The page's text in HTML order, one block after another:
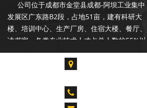
公司位于成都市金堂县成都-阿坝工业集中
发展区广东路B2段，占地51亩，建有科研大
楼、培训中心、生产厂房、住宿大楼、餐厅、
读书室。各类专业技术人才占总人数的55%以
上，拥有各类生产、检验、试验设备300余台
套，具备年产20000台套设备的能力。是中石
长庆油田、青海油田、新疆油田、华北油田、
胜利油田、辽河油田、设有销售和服务网点。